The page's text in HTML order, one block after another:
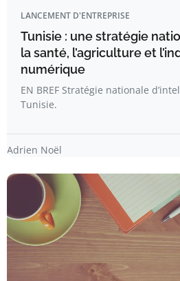
LANCEMENT D'ENTREPRISE
Tunisie : une stratégie
la santé, l’agriculture et
numérique
EN BREF Stratégie nationale
Tunisie.
Adrien Noël